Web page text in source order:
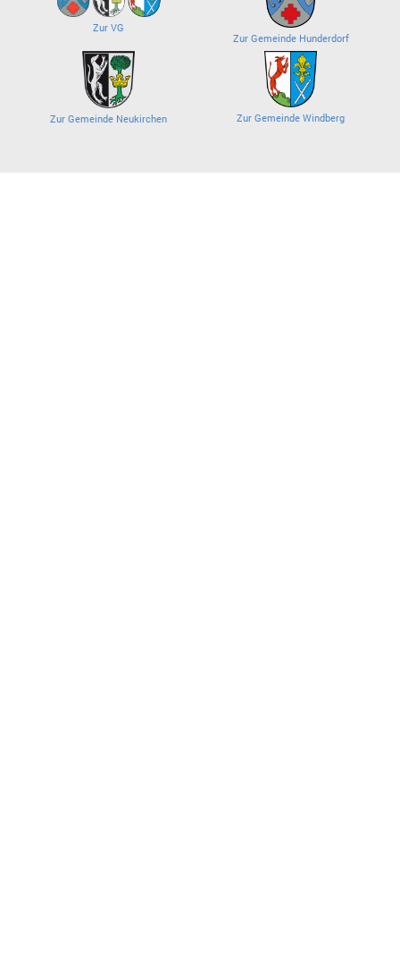
Zur VG
Zur Gemeinde Hunderdorf
Zur Gemeinde Neukirchen Zur Gemeinde Windberg